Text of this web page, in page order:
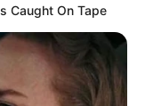
Caught On Tape